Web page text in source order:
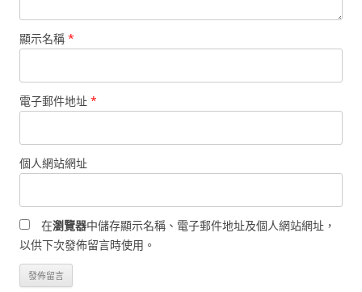
顯示名稱 *
電子郵件地址 *
個人網站網址
在瀏覽器中儲存顯示名稱、電子郵件地址及個人網站網址，
以供下次發佈留言時使用。